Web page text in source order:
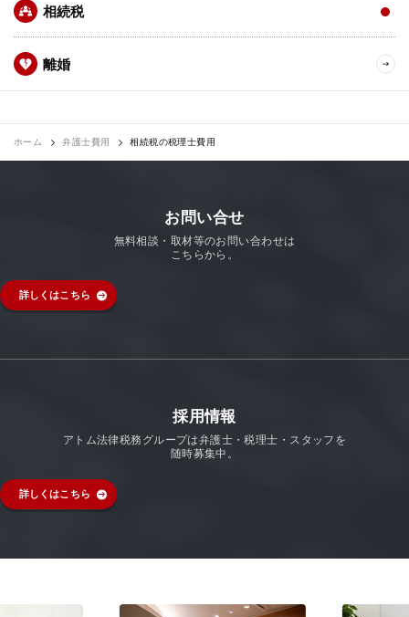
相続税
離婚
ホーム 弁護士費用 相続税の税理士費用
お問い合せ
無料相談・取材等のお問い合わせは
こちらから。
詳しくはこちら
採用情報
アトム法律税務グループは弁護士・税理士・スタッフを
随時募集中。
詳しくはこちら